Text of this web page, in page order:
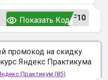
F10
Показать Код
промокод на скидку
Яндекс Практикума
Практикум (85)